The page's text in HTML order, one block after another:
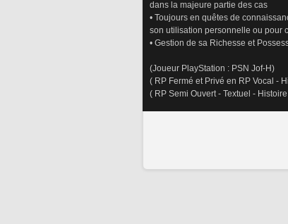
dans la majeure partie des cas
• Toujours en quêtes de
son utilisation personnelle ou pour
• Gestion de sa Richesse et
(Joueur PlayStation : PSN Jof-H)
( RP Fermé et Privé en RP Vocal -
( RP Semi Ouvert - Textuel -